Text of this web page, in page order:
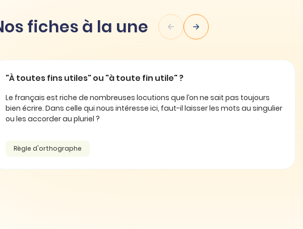
fiches à la une
"À toutes fins utiles" ou "à toute fin utile" ?
Le français est riche de nombreuses locutions que l’on ne sait pas toujours
bien écrire. Dans celle qui nous intéresse ici, faut-il laisser les mots au singulier
ou les accorder au pluriel ?
Règle d'orthographe